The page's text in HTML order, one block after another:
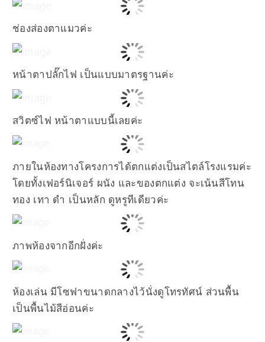
ช่องส่องตาแมวค่ะ
หน้าตาปลั๊กไฟ เป็นแบบมาตรฐานค่ะ
สวิตซ์ไฟ หน้าตาแบบนี้เลยค่ะ
ภายในห้องทางโครงการได้ตกแต่งเป็นสไตล์โรงแรมค่ะ
โดยทั้งเฟอร์นิเจอร์ ผนัง และของตกแต่ง จะเน้นสีโทน
ทอง เทา ดำ เป็นหลัก ดูหรูทีเดียวค่ะ
ภาพห้องจากอีกฝั่งค่ะ
ห้องเล่น มีโซฟาขนาดกลางไว้นั่งดูโทรทัศน์ ส่วนพื้น
เป็นพื้นไม้สีอ่อนค่ะ